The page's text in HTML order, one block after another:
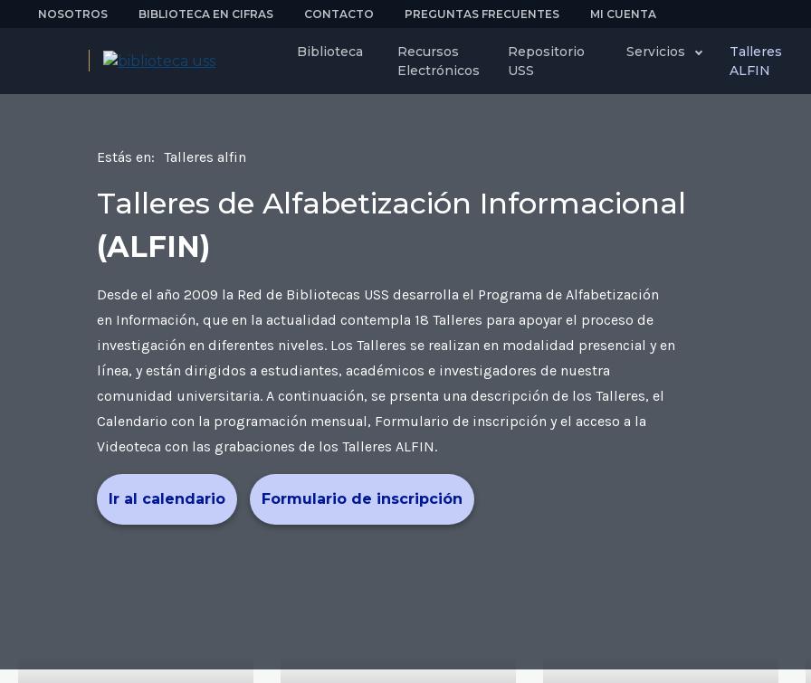
NOSOTROS BIBLIOTECA EN CIFRAS CONTACTO PREGUNTAS FRECUENTES MI CUENTA
Biblioteca
Recursos
Electrónicos
Repositorio
USS
Servicios
Talleres
ALFIN
Estás en: Talleres alfin
Talleres de Alfabetización Informacional
(ALFIN)
Desde el año 2009 la Red de Bibliotecas USS desarrolla el Programa de Alfabetización
en Información, que en la actualidad contempla 18 Talleres para apoyar el proceso de
investigación en diferentes niveles. Los Talleres se realizan en modalidad presencial y en
línea, y están dirigidos a estudiantes, académicos e investigadores de nuestra
comunidad universitaria. A continuación, se prsenta una descripción de los Talleres, el
Calendario con la programación mensual, Formulario de inscripción y el acceso a la
Videoteca con las grabaciones de los Talleres ALFIN.
Ir al calendario Formulario de inscripción